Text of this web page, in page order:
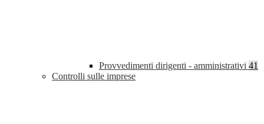
Provvedimenti dirigenti - amministrativi 41
Controlli sulle imprese